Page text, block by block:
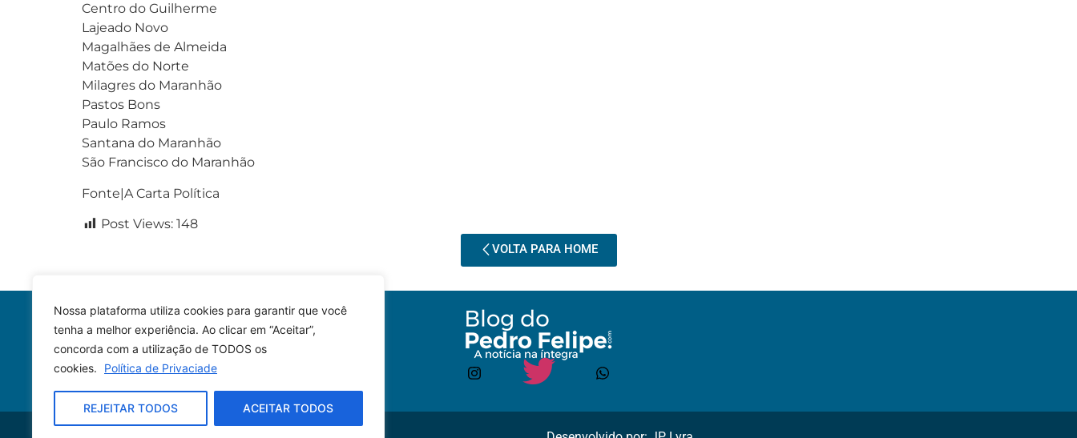
Nossa plataforma utiliza cookies para garantir que você
tenha a melhor experiência. Ao clicar em “Aceitar”,
concorda com a utilização de TODOS os
cookies.
Política de Privaciade
REJEITAR TODOS ACEITAR TODOS
Centro do Guilherme
Lajeado Novo
Magalhães de Almeida
Matões do Norte
Milagres do Maranhão
Pastos Bons
Paulo Ramos
Santana do Maranhão
São Francisco do Maranhão
Fonte|A Carta Política
Post Views: 148
VOLTA PARA HOME